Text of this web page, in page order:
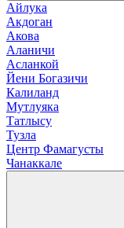
Айлука
Акдоган
Акова
Аланичи
Асланкой
Йени Богазичи
Калиланд
Мутлуяка
Татлысу
Тузла
Центр Фамагусты
Чанаккале